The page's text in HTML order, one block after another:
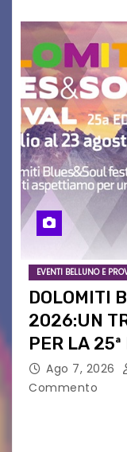
EVENTI BELLUNO E
DOLOMITI
2026:UN
PER LA
Ago 7, 2026
Commento